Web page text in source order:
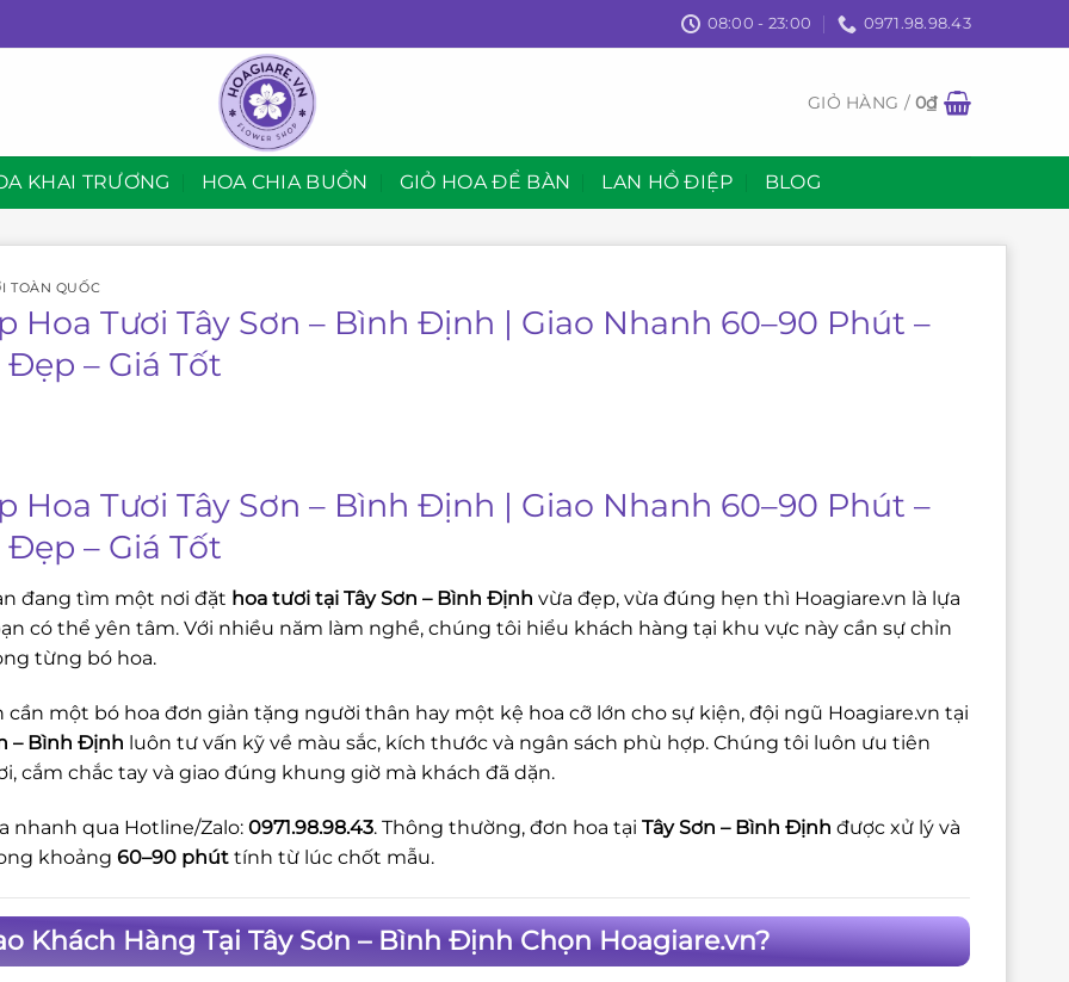
08:00 - 23:00 0971.98.98.43
GIỎ HÀNG /0₫
KHAI TRƯƠNG HOA CHIA BUỒN GIỎ HOA ĐỂ BÀN LAN HỒ ĐIỆP BLOG
TOÀN QUỐC
Hoa Tươi Tây Sơn – Bình Định | Giao Nhanh 60–90 Phút –
Đẹp – Giá Tốt
Hoa Tươi Tây Sơn – Bình Định | Giao Nhanh 60–90 Phút –
Đẹp – Giá Tốt
đang tìm một nơi đặt hoa tươi tại Tây Sơn – Bình Định vừa đẹp, vừa đúng hẹn thì Hoagiare.vn là lựa
có thể yên tâm. Với nhiều năm làm nghề, chúng tôi hiểu khách hàng tại khu vực này cần sự chỉn
từng bó hoa.
cần một bó hoa đơn giản tặng người thân hay một kệ hoa cỡ lớn cho sự kiện, đội ngũ Hoagiare.vn tại
– Bình Định luôn tư vấn kỹ về màu sắc, kích thước và ngân sách phù hợp. Chúng tôi luôn ưu tiên
cắm chắc tay và giao đúng khung giờ mà khách đã dặn.
nhanh qua Hotline/Zalo: 0971.98.98.43. Thông thường, đơn hoa tại Tây Sơn – Bình Định được xử lý và
khoảng 60–90 phút tính từ lúc chốt mẫu.
Khách Hàng Tại Tây Sơn – Bình Định Chọn Hoagiare.vn?